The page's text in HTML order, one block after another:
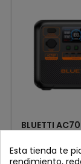
BLUETTI
DE
1000W
Diseñada
Esta tienda te
rendimiento,